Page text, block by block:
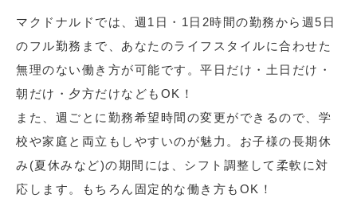
マクドナルドでは、週1日・1日2時間の勤務から週5日
のフル勤務まで、あなたのライフスタイルに合わせた
無理のない働き方が可能です。平日だけ・土日だけ・
朝だけ・夕方だけなどもOK！
また、週ごとに勤務希望時間の変更ができるので、学
校や家庭と両立もしやすいのが魅力。お子様の長期休
み(夏休みなど)の期間には、シフト調整して柔軟に対
応します。もちろん固定的な働き方もOK！